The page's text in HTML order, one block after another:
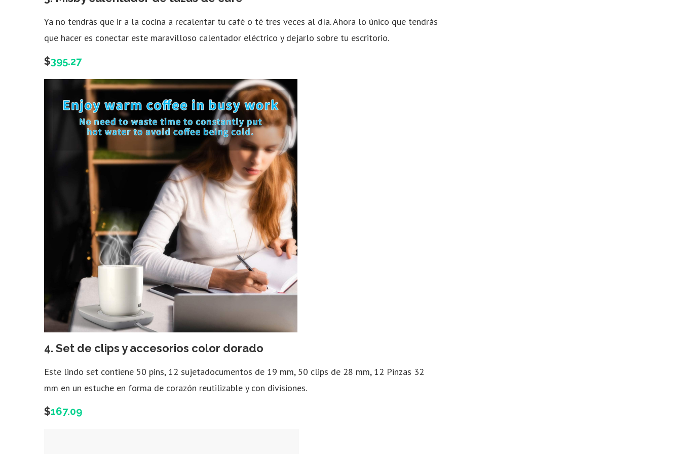
Ya no tendrás que ir a la cocina a recalentar tu café o té tres veces al día. Ahora lo único que tendrás
que hacer es conectar este maravilloso calentador eléctrico y dejarlo sobre tu escritorio.
$395.27
4. Set de clips y accesorios color dorado
Este lindo set contiene 50 pins, 12 sujetadocumentos de 19 mm, 50 clips de 28 mm, 12 Pinzas 32
mm en un estuche en forma de corazón reutilizable y con divisiones.
$167.09